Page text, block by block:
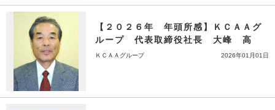
【２０２６年 年頭所感】ＫＣＡＡグ
ループ 代表取締役社長 大峰 高
ＫＣＡＡグループ 2026年01月01日